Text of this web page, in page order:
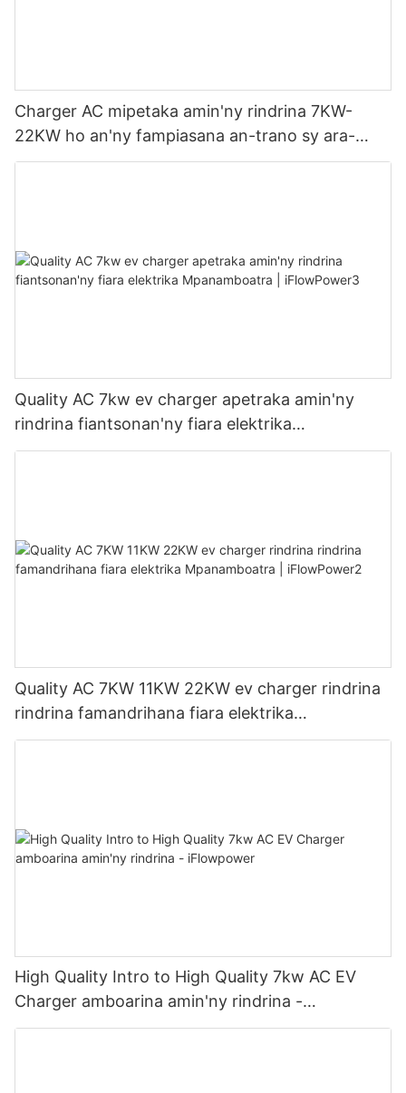
Charger AC mipetaka amin'ny rindrina 7KW-
22KW ho an'ny fampiasana an-trano sy ara-
barotra OCPP1.6J
Quality AC 7kw ev charger apetraka amin'ny
rindrina fiantsonan'ny fiara elektrika
Mpanamboatra | iFlowPower3
Quality AC 7KW 11KW 22KW ev charger rindrina
rindrina famandrihana fiara elektrika
Mpanamboatra | iFlowPower2
High Quality Intro to High Quality 7kw AC EV
Charger amboarina amin'ny rindrina -
iFlowpower